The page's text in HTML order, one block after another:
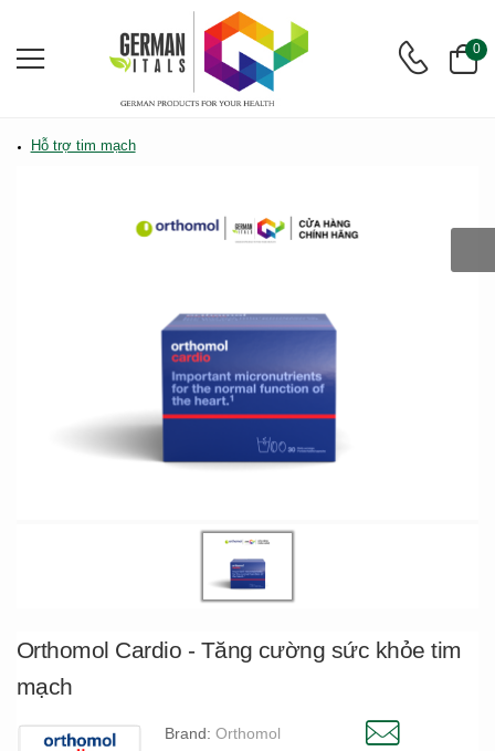
0
Hỗ trợ tim mạch
Orthomol Cardio - Tăng cường sức khỏe tim
mạch
Brand: Orthomol